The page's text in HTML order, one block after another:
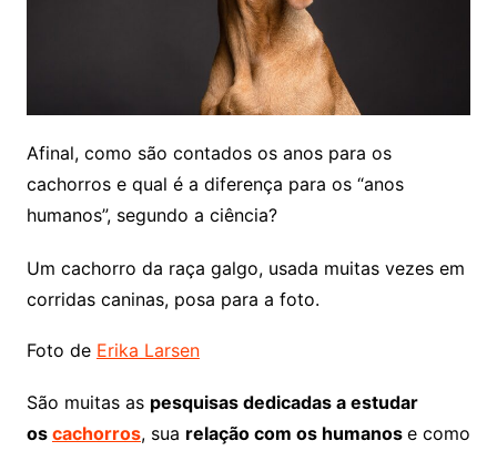
Afinal, como são contados os anos para os
cachorros e qual é a diferença para os “anos
humanos”, segundo a ciência?
Um cachorro da raça galgo, usada muitas vezes em
corridas caninas, posa para a foto.
Foto de Erika Larsen
São muitas as pesquisas dedicadas a estudar
os cachorros, sua relação com os humanos e como